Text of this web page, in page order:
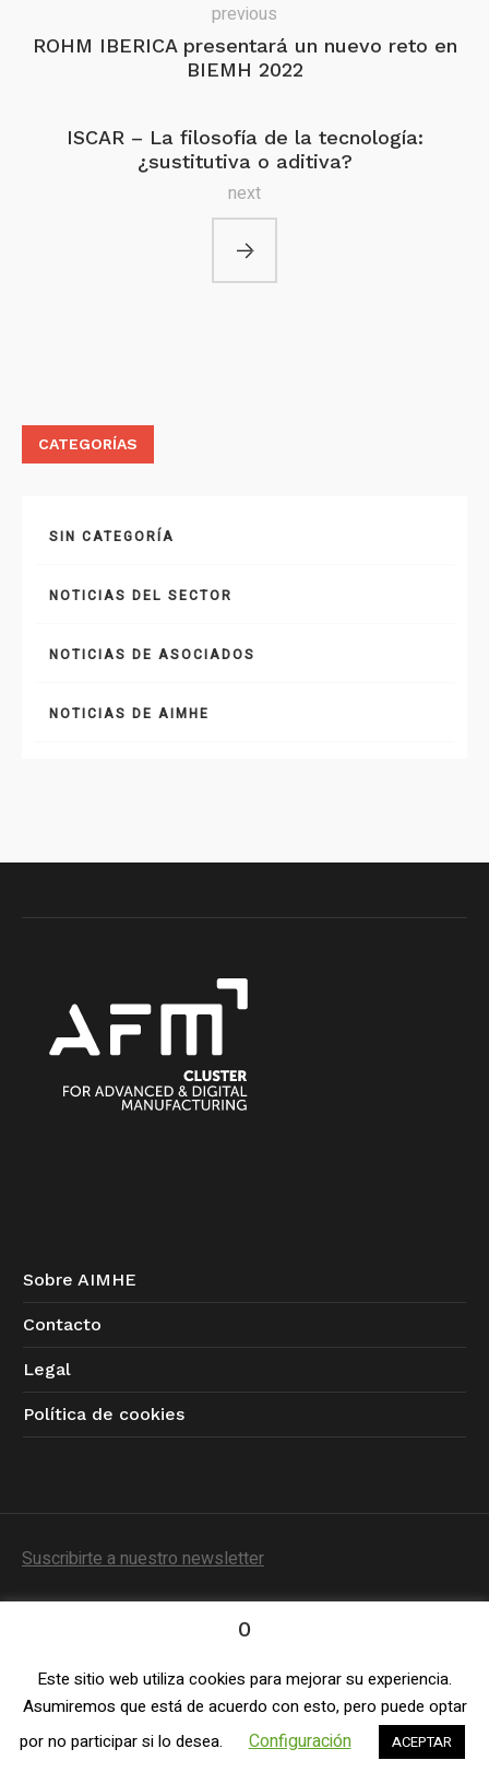
ROHM IBERICA presentará un nuevo reto en
BIEMH 2022
previous
ISCAR – La filosofía de la tecnología:
¿sustitutiva o aditiva?
next
CATEGORÍAS
SIN CATEGORÍA
NOTICIAS DEL SECTOR
NOTICIAS DE ASOCIADOS
NOTICIAS DE AIMHE
Sobre AIMHE
Contacto
Legal
Política de cookies
Suscribirte a nuestro newsletter
Política de Privacidad/ © 2023 AIMHE / Todos los
derechos reservados
0
Este sitio web utiliza cookies para mejorar su experiencia.
Asumiremos que está de acuerdo con esto, pero puede optar
por no participar si lo desea.
Configuración ACEPTAR